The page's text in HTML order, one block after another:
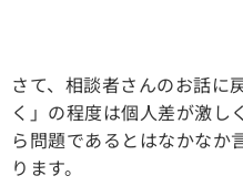
さて、相談者さんのお話に
く」の程度は個人差が激し
ら問題であるとはなかなか
ります。